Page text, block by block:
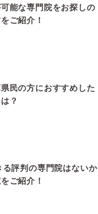
能な専門院をお探しの
ご紹介！
民の方におすすめした
？
評判の専門院はないか
ご紹介！